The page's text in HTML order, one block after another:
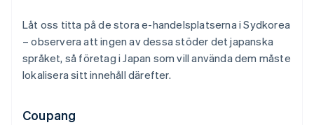
Låt oss titta på de stora e-handelsplatserna i Sydkorea
– observera att ingen av dessa stöder det japanska
språket, så företag i Japan som vill använda dem måste
lokalisera sitt innehåll därefter.
Coupang